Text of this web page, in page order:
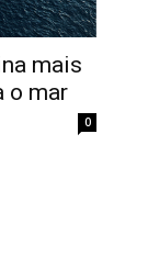
mais
o mar
0